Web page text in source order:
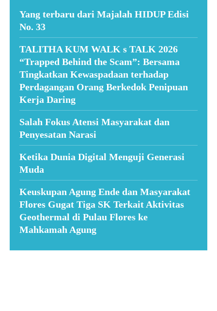
Yang terbaru dari Majalah HIDUP Edisi
No. 33
TALITHA KUM WALK s TALK 2026
“Trapped Behind the Scam”: Bersama
Tingkatkan Kewaspadaan terhadap
Perdagangan Orang Berkedok Penipuan
Kerja Daring
Salah Fokus Atensi Masyarakat dan
Penyesatan Narasi
Ketika Dunia Digital Menguji Generasi
Muda
Keuskupan Agung Ende dan Masyarakat
Flores Gugat Tiga SK Terkait Aktivitas
Geothermal di Pulau Flores ke
Mahkamah Agung